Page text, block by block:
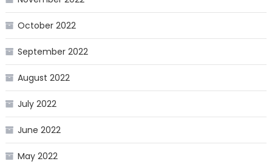
October 2022
September 2022
August 2022
July 2022
June 2022
May 2022